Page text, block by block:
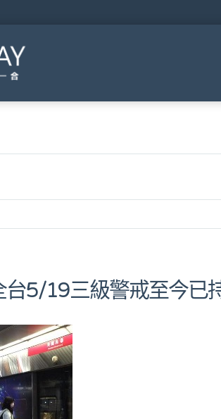
5/19三級警戒至今已